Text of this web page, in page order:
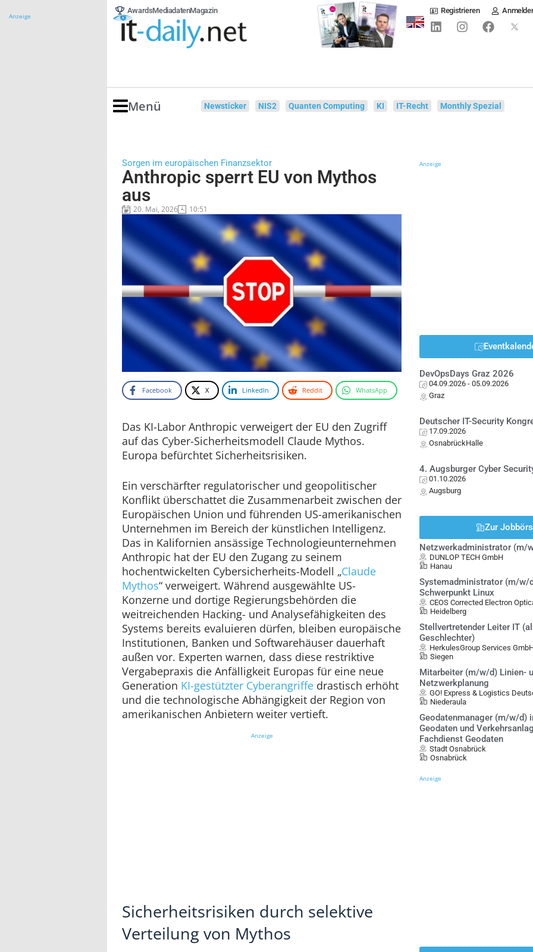
Anzeige
AwardsMediadatenMagazin Registrieren
Menü Newsticker NIS2 Quanten Computing KI IT-Recht Monthly Spezial
Sorgen im europäischen Finanzsektor
Anthropic sperrt EU von Mythos
aus
20. Mai, 2026 10:51
Facebook X LinkedIn Reddit WhatsApp
Das KI-Labor Anthropic verweigert der EU den Zugriff
auf das Cyber-Sicherheitsmodell Claude Mythos.
Europa befürchtet Sicherheitsrisiken.
Ein verschärfter regulatorischer und geopolitischer
Konflikt überschattet die Zusammenarbeit zwischen der
Europäischen Union und führenden US-amerikanischen
Unternehmen im Bereich der künstlichen Intelligenz.
Das in Kalifornien ansässige Technologieunternehmen
Anthropic hat der EU den Zugang zu seinem
hochentwickelten Cybersicherheits-Modell „Claude
Mythos“ verweigert. Während ausgewählte US-
Konzerne und dortige Regierungsbehörden die
weitreichenden Hacking- und Analysefähigkeiten des
Systems bereits evaluieren dürfen, bleiben europäische
Institutionen, Banken und Softwarehäuser dauerhaft
außen vor. Experten warnen, dass diese restriktive
Vergabepraxis die Anfälligkeit Europas für eine neue
Generation KI-gestützter Cyberangriffe drastisch erhöht
und die technologische Abhängigkeit der Region von
amerikanischen Anbietern weiter vertieft.
Anzeige
Sicherheitsrisiken durch selektive
Verteilung von Mythos
Anzeige
DevOpsDays Graz 2026
04.09.2026 - 05.09.2026
Graz
Deutscher IT-Security
17.09.2026
OsnabrückHalle
4. Augsburger Cyber
01.10.2026
Augsburg
Zur
Netzwerkadministrator (m/
DUNLOP TECH GmbH
Hanau
Systemadministrator (m/w/
Schwerpunkt Linux
CEOS Corrected Electron
Heidelberg
Stellvertretender Leiter IT
Geschlechter)
HerkulesGroup Services
Siegen
Mitarbeiter (m/w/d) Linien-
Netzwerkplanung
GO! Express & Logistics
Niederaula
Geodatenmanager (m/w/d)
Geodaten und
Fachdienst Geodaten
Stadt Osnabrück
Osnabrück
Anzeige